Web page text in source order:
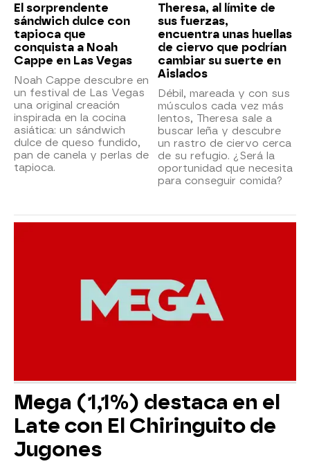
El sorprendente
sándwich dulce con
tapioca que
conquista a Noah
Cappe en Las Vegas
Noah Cappe descubre en
un festival de Las Vegas
una original creación
inspirada en la cocina
asiática: un sándwich
dulce de queso fundido,
pan de canela y perlas de
tapioca.
Theresa, al límite de
sus fuerzas,
encuentra unas huellas
de ciervo que podrían
cambiar su suerte en
Aislados
Débil, mareada y con sus
músculos cada vez más
lentos, Theresa sale a
buscar leña y descubre
un rastro de ciervo cerca
de su refugio. ¿Será la
oportunidad que necesita
para conseguir comida?
Mega (1,1%) destaca en el
Late con El Chiringuito de
Jugones